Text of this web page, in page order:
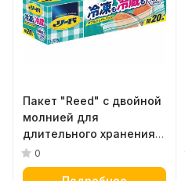
Пакет "Reed" с двойной
молнией для
длительного хранения и
замораживание
продуктов и готовых
0